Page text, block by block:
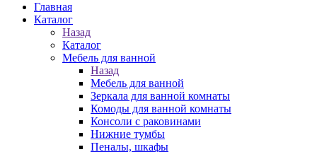
Главная
Каталог
Назад
Каталог
Мебель для ванной
Назад
Мебель для ванной
Зеркала для ванной комнаты
Комоды для ванной комнаты
Консоли с раковинами
Нижние тумбы
Пеналы, шкафы